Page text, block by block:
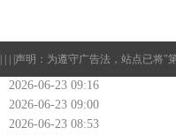
声明：为遵守广告法，站点已将"
2026-06-23 09:16
2026-06-23 09:00
2026-06-23 08:53